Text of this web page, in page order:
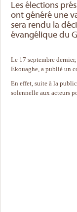
Les élections
ont généré une
sera rendu la
évangélique du
Le 17 septembre
Ekouaghe, a publié un
En effet, suite à la
solennelle aux acteurs